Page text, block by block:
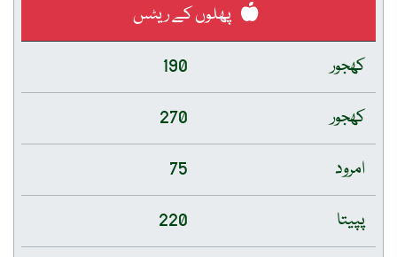
پھلوں کے ریٹس
کھجور
190
کھجور
270
امرود
75
پپیتا
220